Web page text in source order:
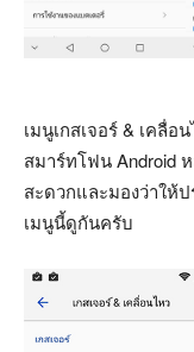
เมนูเกสเจอร์ & เคลื่
สมาร์ทโฟน Android
สะดวกและมองว่าให้
เมนูนี้ดูกันครับ